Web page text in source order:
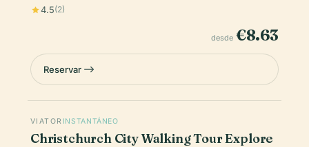
4.5(2)
desde €8.63
Reservar
VIATOR INSTANTÁNEO
Christchurch City Walking Tour Explore